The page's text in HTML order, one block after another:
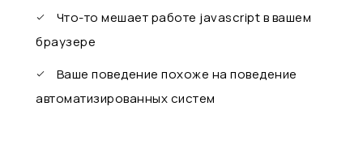
Что-то мешает работе javascript в вашем
браузере
Ваше поведение похоже на поведение
автоматизированных систем